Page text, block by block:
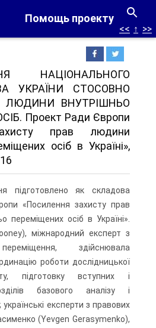
Помощь проекту
<< ↑ >>
НАЦІОНАЛЬНОГО
УКРАЇНИ СТОСОВНО
ЛЮДИНИ ВНУТРІШНЬО
Проект Ради Європи
прав людини
осіб в Україні»,
підготовлено як складова
«Посилення захисту прав
переміщених осіб в Україні».
міжна­родний експерт з
здійснювала
ро­боти дослідницької
підготовку вступних і
базо­вого аналізу і
українські експерти з правових
(Yevgen Gerasymenko),